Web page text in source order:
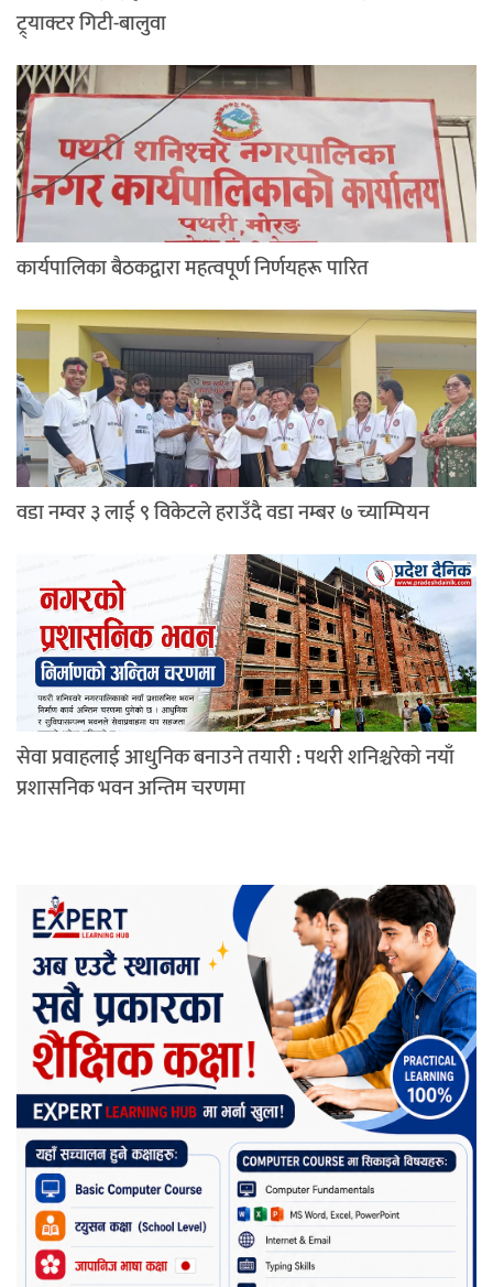
ट्र्याक्टर गिटी-बालुवा
कार्यपालिका बैठकद्वारा महत्वपूर्ण निर्णयहरू पारित
वडा नम्वर ३ लाई ९ विकेटले हराउँदै वडा नम्बर ७ च्याम्पियन
सेवा प्रवाहलाई आधुनिक बनाउने तयारी : पथरी शनिश्चरेको नयाँ
प्रशासनिक भवन अन्तिम चरणमा